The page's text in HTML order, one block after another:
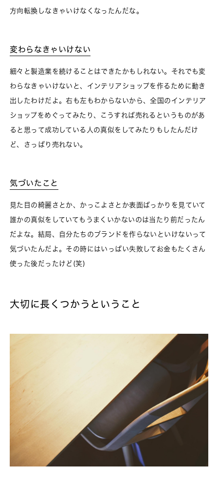
方向転換しなきゃいけなくなったんだな。
変わらなきゃいけない
細々と製造業を続けることはできたかもしれない。それでも変
わらなきゃいけないと、インテリアショップを作るために動き
出したわけだよ。右も左もわからないから、全国のインテリア
ショップをめぐってみたり、こうすれば売れるというものがあ
ると思って成功している人の真似をしてみたりもしたんだけ
ど、さっぱり売れない。
気づいたこと
見た目の綺麗さとか、かっこよさとか表面ばっかりを見ていて
誰かの真似をしていてもうまくいかないのは当たり前だったん
だよな。結局、自分たちのブランドを作らないといけないって
気づいたんだよ。その時にはいっぱい失敗してお金もたくさん
使った後だったけど(笑)
大切に長くつかうということ